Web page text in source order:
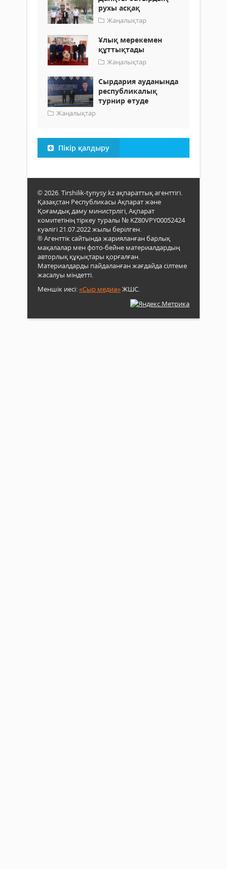
рухы асқақ
Жаңалықтар
Ұлық мерекемен
құттықтады
Жаңалықтар
Сырдария ауданында
республикалық
турнир өтуде
Жаңалықтар
Пікір қалдыру
© 2026. Tirshilik-tynysy.kz ақпараттық агенттігі.
Қазақстан Республикасы Ақпарат және
Қоғамдық даму министрлігі, Ақпарат
комитетінің тіркеу туралы № KZ80VPY00052424
куәлігі 21.07.2022 жылы берілген.
® Агенттік сайтында жарияланған барлық
мақалалар мен фото-бейне материалдардың
авторлық құқықтары қорғалған.
Материалдарды пайдаланған жағдайда сілтеме
жасалуы міндетті.
Меншік иесі:«Сыр медиа»ЖШС.